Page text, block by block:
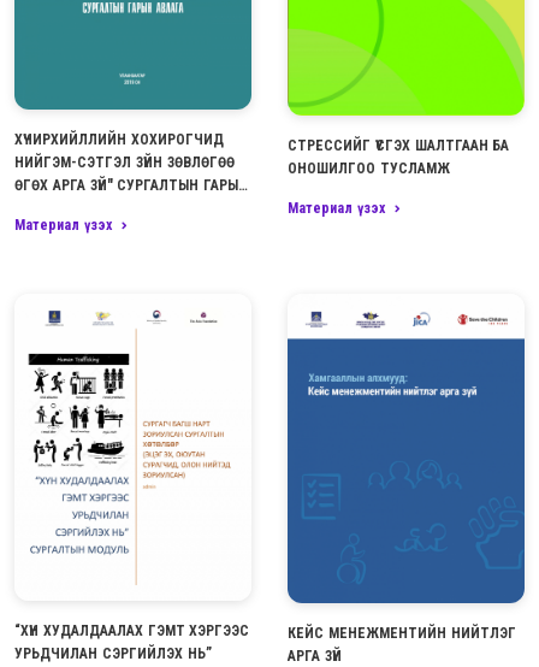
ХҮЧИРХИЙЛЛИЙН ХОХИРОГЧИД
НИЙГЭМ-СЭТГЭЛ ЗҮЙН ЗӨВЛӨГӨӨ
ӨГӨХ АРГА ЗҮЙ" СУРГАЛТЫН ГАРЫН
Материал үзэх
СТРЕССИЙГ ҮҮСГЭХ ШАЛТГААН БА
ОНОШИЛГОО ТУСЛАМЖ
Материал үзэх
“ХҮН ХУДАЛДААЛАХ ГЭМТ ХЭРГЭЭС
УРЬДЧИЛАН СЭРГИЙЛЭХ НЬ”
КЕЙС МЕНЕЖМЕНТИЙН НИЙТЛЭГ
АРГА ЗҮЙ